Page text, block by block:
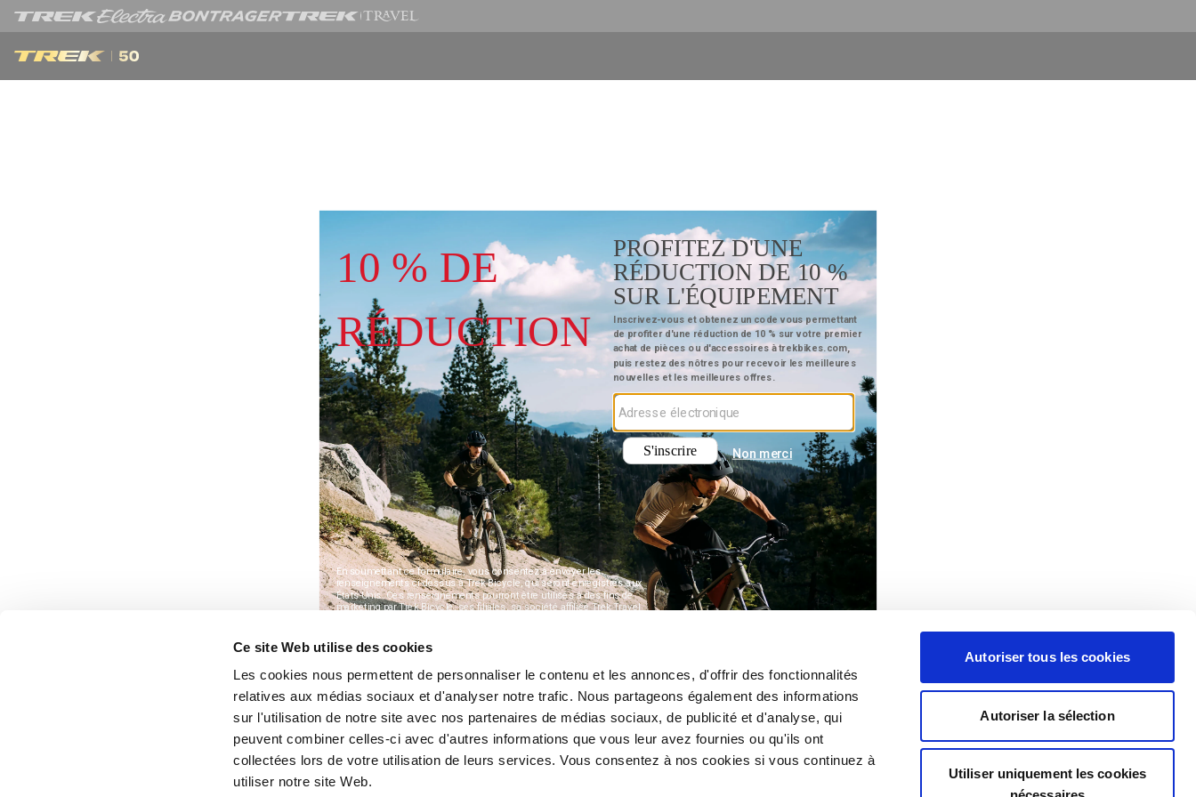
Ce site Web utilise des cookies
Les cookies nous permettent de personnaliser le contenu et les annonces, d'offrir des fonctionnalités
relatives aux médias sociaux et d'analyser notre trafic. Nous partageons également des informations
sur l'utilisation de notre site avec nos partenaires de médias sociaux, de publicité et d'analyse, qui
peuvent combiner celles-ci avec d'autres informations que vous leur avez fournies ou qu'ils ont
collectées lors de votre utilisation de leurs services. Vous consentez à nos cookies si vous continuez à
utiliser notre site Web.
Autoriser tous les cookies
Autoriser la sélection
Utiliser uniquement les cookies